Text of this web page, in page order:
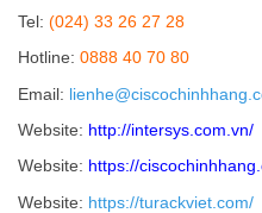
Tel: (024) 33 26 27 28
Hotline: 0888 40 70 80
Email:
Website: http://intersys.com.vn/
Website: https://
Website: https://turackviet.com/